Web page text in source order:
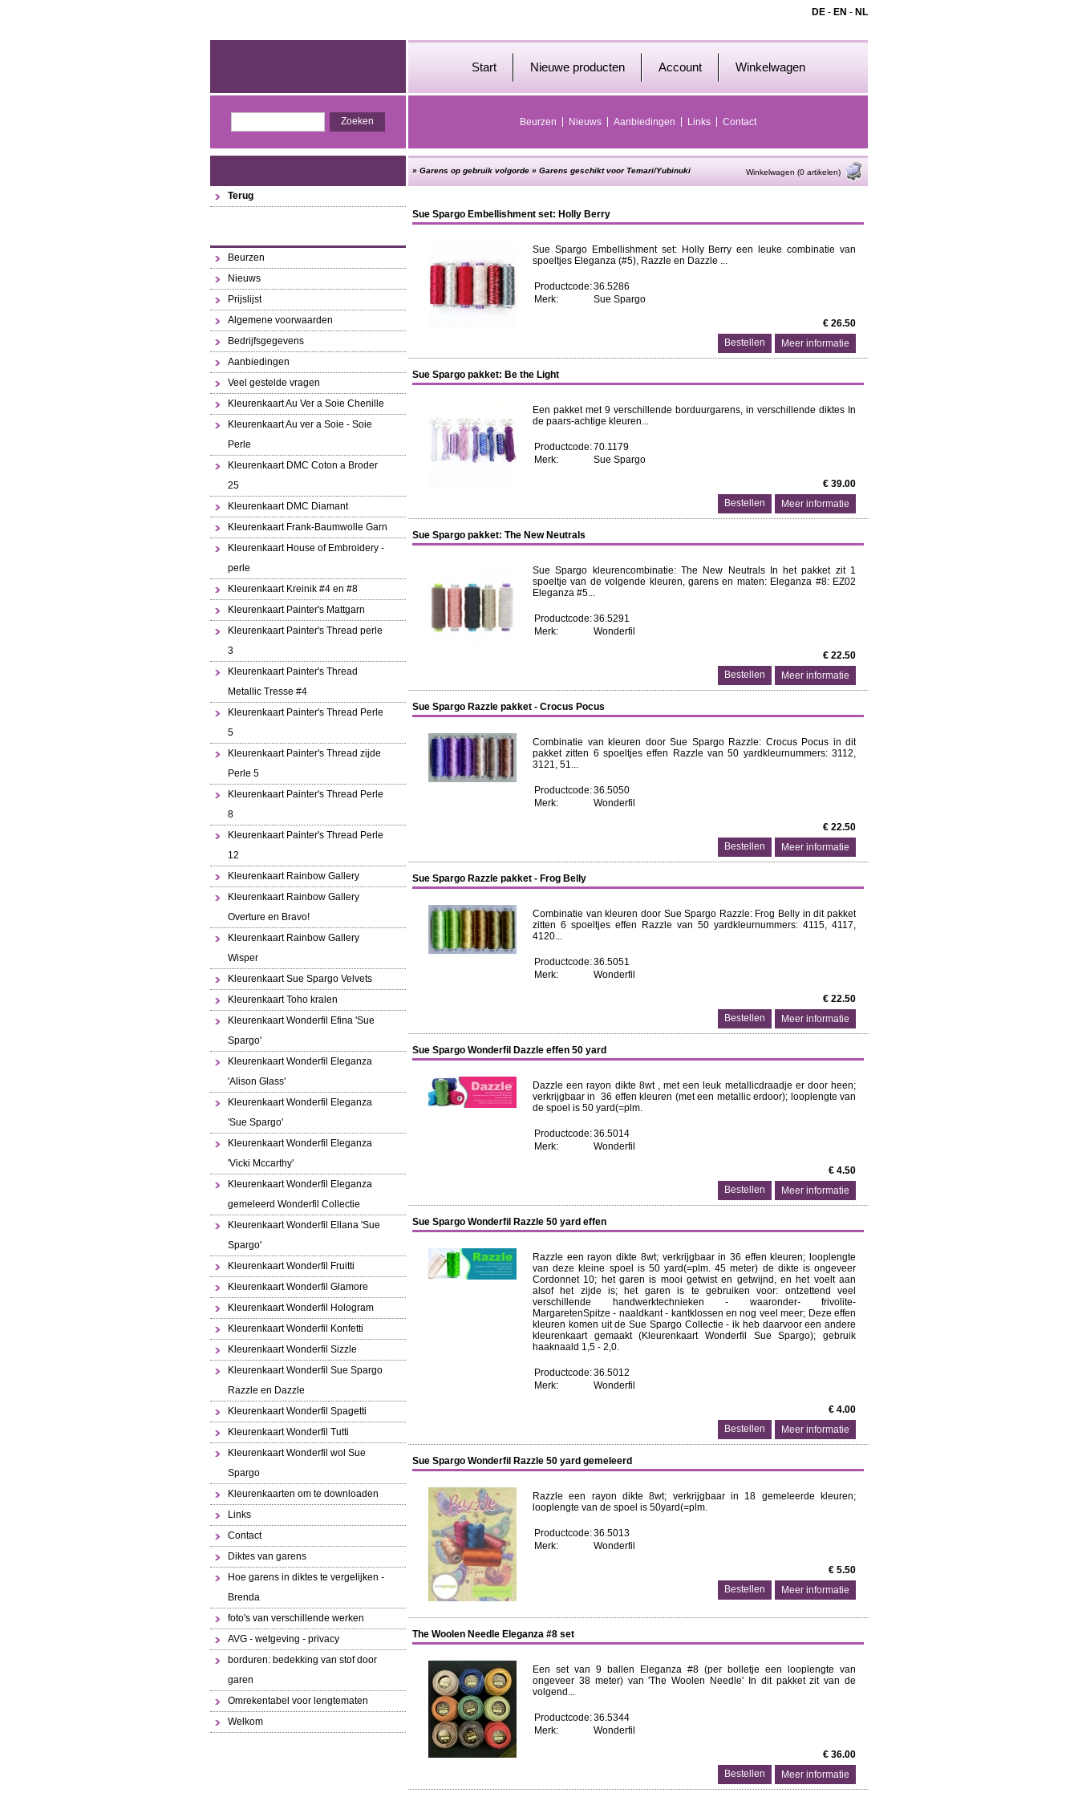
DE - EN - NL
Start Nieuwe producten Account Winkelwagen
Beurzen Nieuws Aanbiedingen Links Contact
Terug
Beurzen
Nieuws
Prijslijst
Algemene voorwaarden
Bedrijfsgegevens
Aanbiedingen
Veel gestelde vragen
Kleurenkaart Au Ver a Soie Chenille
Kleurenkaart Au ver a Soie - Soie
Perle
Kleurenkaart DMC Coton a Broder
25
Kleurenkaart DMC Diamant
Kleurenkaart Frank-Baumwolle Garn
Kleurenkaart House of Embroidery -
perle
Kleurenkaart Kreinik #4 en #8
Kleurenkaart Painter's Mattgarn
Kleurenkaart Painter's Thread perle
3
Kleurenkaart Painter's Thread
Metallic Tresse #4
Kleurenkaart Painter's Thread Perle
5
Kleurenkaart Painter's Thread zijde
Perle 5
Kleurenkaart Painter's Thread Perle
8
Kleurenkaart Painter's Thread Perle
12
Kleurenkaart Rainbow Gallery
Kleurenkaart Rainbow Gallery
Overture en Bravo!
Kleurenkaart Rainbow Gallery
Wisper
Kleurenkaart Sue Spargo Velvets
Kleurenkaart Toho kralen
Kleurenkaart Wonderfil Efina 'Sue
Spargo'
Kleurenkaart Wonderfil Eleganza
'Alison Glass'
Kleurenkaart Wonderfil Eleganza
'Sue Spargo'
Kleurenkaart Wonderfil Eleganza
'Vicki Mccarthy'
Kleurenkaart Wonderfil Eleganza
gemeleerd Wonderfil Collectie
Kleurenkaart Wonderfil Ellana 'Sue
Spargo'
Kleurenkaart Wonderfil Fruitti
Kleurenkaart Wonderfil Glamore
Kleurenkaart Wonderfil Hologram
Kleurenkaart Wonderfil Konfetti
Kleurenkaart Wonderfil Sizzle
Kleurenkaart Wonderfil Sue Spargo
Razzle en Dazzle
Kleurenkaart Wonderfil Spagetti
Kleurenkaart Wonderfil Tutti
Kleurenkaart Wonderfil wol Sue
Spargo
Kleurenkaarten om te downloaden
Links
Contact
Diktes van garens
Hoe garens in diktes te vergelijken -
Brenda
foto's van verschillende werken
AVG - wetgeving - privacy
borduren: bedekking van stof door
garen
Omrekentabel voor lengtematen
Welkom
» Garens op gebruik volgorde » Garens geschikt voor Temari/Yubinuki Winkelwagen (0 artikelen)
Sue Spargo Embellishment set: Holly Berry
Sue Spargo Embellishment set: Holly Berry een leuke combinatie van
spoeltjes Eleganza (#5), Razzle en Dazzle ...
Productcode:36.5286
Merk:
Sue Spargo
€ 26.50
Meer informatie
Sue Spargo pakket: Be the Light
Een pakket met 9 verschillende borduurgarens, in verschillende diktes In
de paars-achtige kleuren...
Productcode:70.1179
Merk:
Sue Spargo
€ 39.00
Meer informatie
Sue Spargo pakket: The New Neutrals
Sue Spargo kleurencombinatie: The New Neutrals In het pakket zit 1
spoeltje van de volgende kleuren, garens en maten: Eleganza #8: EZ02
Eleganza #5...
Productcode:36.5291
Merk:
Wonderfil
€ 22.50
Meer informatie
Sue Spargo Razzle pakket - Crocus Pocus
Combinatie van kleuren door Sue Spargo Razzle: Crocus Pocus in dit
pakket zitten 6 spoeltjes effen Razzle van 50 yard ​kleurnummers: 3112,
3121, 51...
Productcode:36.5050
Merk:
Wonderfil
€ 22.50
Meer informatie
Sue Spargo Razzle pakket - Frog Belly
Combinatie van kleuren door Sue Spargo Razzle: Frog Belly in dit pakket
zitten 6 spoeltjes effen Razzle van 50 yard ​kleurnummers: 4115, 4117,
4120...
Productcode:36.5051
Merk:
Wonderfil
€ 22.50
Meer informatie
Sue Spargo Wonderfil Dazzle effen 50 yard
Dazzle een rayon dikte 8wt , met een leuk metallicdraadje er door heen;
verkrijgbaar in 36 effen kleuren (met een metallic erdoor); looplengte van
de spoel is 50 yard(=plm.
Productcode:36.5014
Merk:
Wonderfil
€ 4.50
Meer informatie
Sue Spargo Wonderfil Razzle 50 yard effen
Razzle een rayon dikte 8wt; verkrijgbaar in 36 effen kleuren; looplengte
van deze kleine spoel is 50 yard(=plm. 45 meter) de dikte is ongeveer
Cordonnet 10; het garen is mooi getwist en getwijnd, en het voelt aan
alsof het zijde is; het garen is te gebruiken voor: ontzettend veel
verschillende handwerktechnieken - waaronder- frivolite-
MargaretenSpitze - naaldkant - kantklossen en nog veel meer; Deze effen
kleuren komen uit de Sue Spargo Collectie - ik heb daarvoor een andere
kleurenkaart gemaakt (Kleurenkaart Wonderfil Sue Spargo); gebruik
haaknaald 1,5 - 2,0.
Productcode:36.5012
Merk:
Wonderfil
€ 4.00
Meer informatie
Sue Spargo Wonderfil Razzle 50 yard gemeleerd
Razzle een rayon dikte 8wt; verkrijgbaar in 18 gemeleerde kleuren;
looplengte van de spoel is 50yard(=plm.
Productcode:36.5013
Merk:
Wonderfil
€ 5.50
Meer informatie
The Woolen Needle Eleganza #8 set
Een set van 9 ballen Eleganza #8 (per bolletje een looplengte van
ongeveer 38 meter) van 'The Woolen Needle' In dit pakket zit van de
volgend...
Productcode:36.5344
Merk:
Wonderfil
€ 36.00
Meer informatie